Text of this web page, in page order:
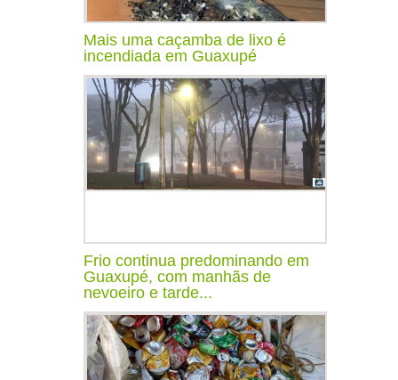
Mais uma caçamba de lixo é
incendiada em Guaxupé
Frio continua predominando em
Guaxupé, com manhãs de
nevoeiro e tarde...